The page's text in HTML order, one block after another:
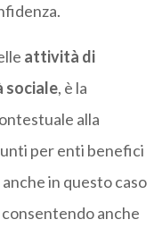
attività di
sociale, è la
alla
per enti benefici
in questo caso
anche